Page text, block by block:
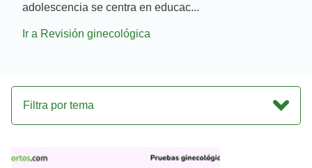
adolescencia se centra en educac...
Ir a Revisión ginecológica
Filtra por tema